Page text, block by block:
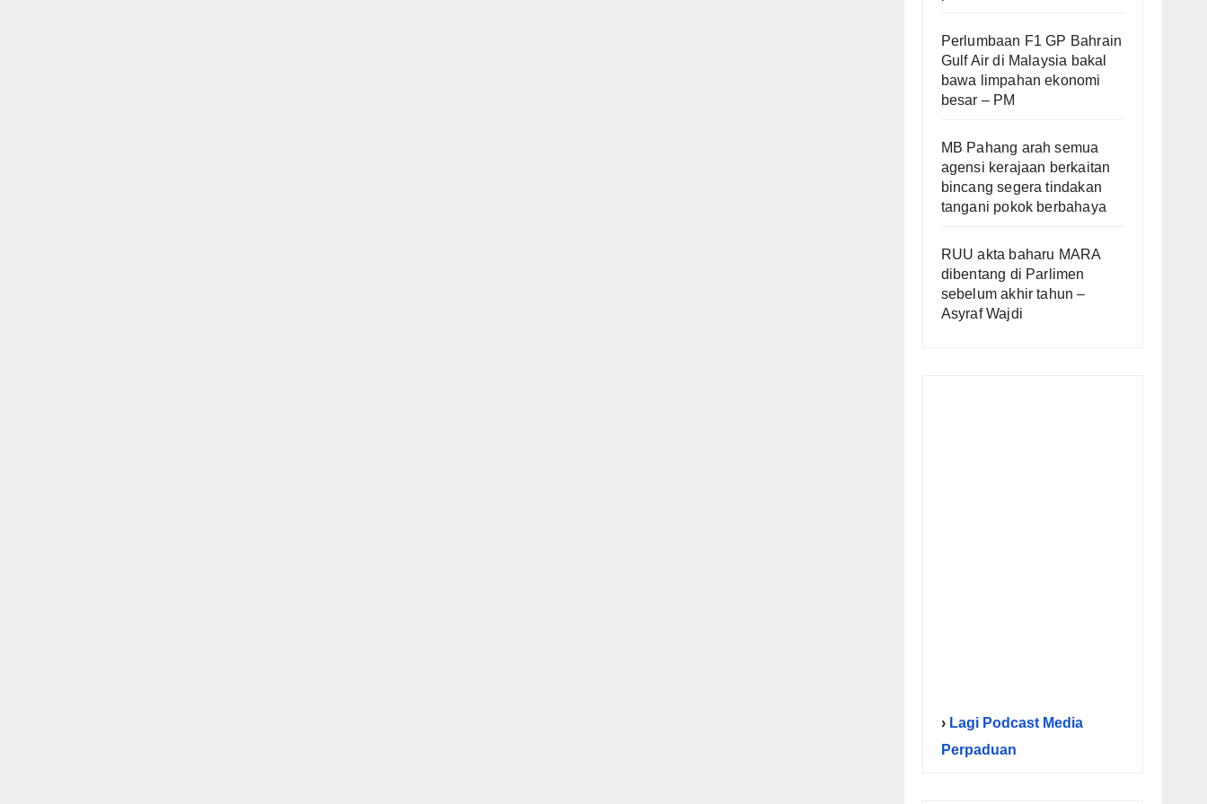
Perlumbaan F1 GP Bahrain
Gulf Air di Malaysia bakal
bawa limpahan ekonomi
besar – PM
MB Pahang arah semua
agensi kerajaan berkaitan
bincang segera tindakan
tangani pokok berbahaya
RUU akta baharu MARA
dibentang di Parlimen
sebelum akhir tahun –
Asyraf Wajdi
›Lagi Podcast Media
Perpaduan